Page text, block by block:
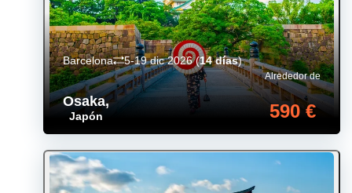
Osaka,
Japón
Alrededor de
590 €
Barcelona 5-19 dic 2026(14 días)